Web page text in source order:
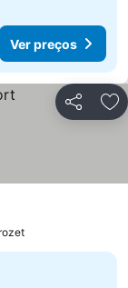
Ver preços
Partilhar